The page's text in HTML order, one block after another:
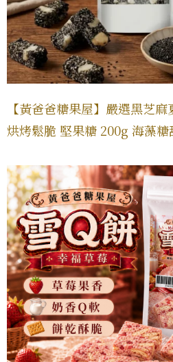
【黃爸爸糖果屋】嚴選黑芝
烘烤鬆脆 堅果糖 200g 海藻糖